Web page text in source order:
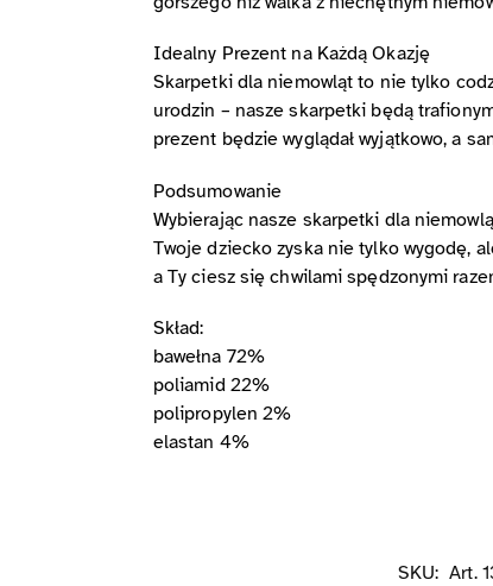
Idealny Prezent na Każdą Okazję
Skarpetki dla niemowląt to nie tylko
urodzin – nasze skarpetki będą
prezent będzie wyglądał wyjątkowo, a
Podsumowanie
Wybierając nasze skarpetki dla
Twoje dziecko zyska nie tylko wygodę,
a Ty ciesz się chwilami spędzonymi
Skład:
bawełna 72%
poliamid 22%
polipropylen 2%
elastan 4%
SKU: Art.